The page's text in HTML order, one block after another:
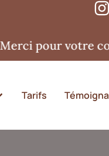
votre
Tarifs